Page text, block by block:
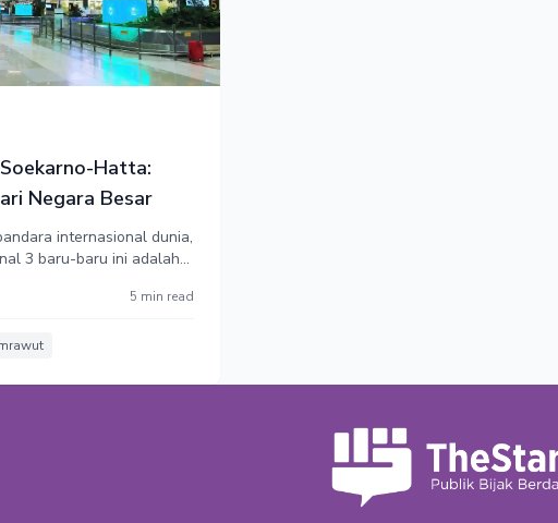
Hatta:
Negara Besar
internasional dunia,
3 baru-baru ini adalah
kebanggaan nasional
ke segala arah.
5 min read